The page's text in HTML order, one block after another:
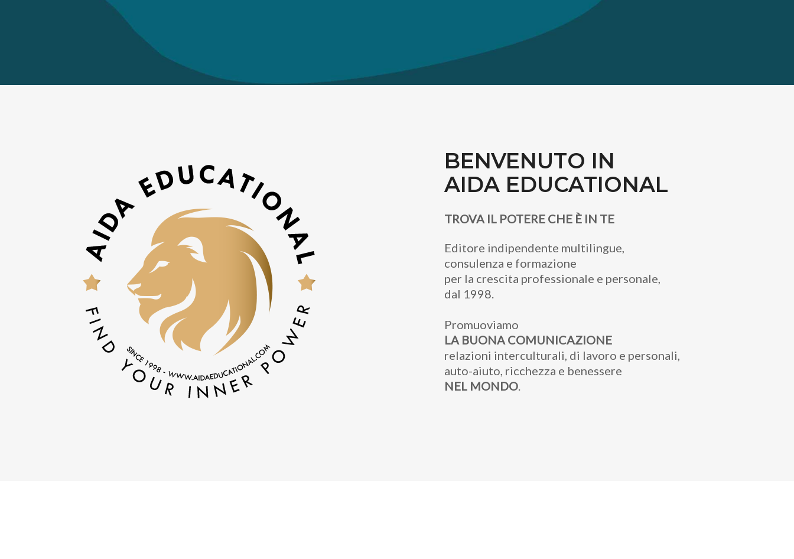
BENVENUTO IN
AIDA EDUCATIONAL
TROVA IL POTERE CHE È IN TE
Editore indipendente multilingue,
consulenza e formazione
per la crescita professionale e personale,
dal 1998.
Promuoviamo
LA BUONA COMUNICAZIONE
relazioni interculturali, di lavoro e personali,
auto-aiuto, ricchezza e benessere
NEL MONDO.